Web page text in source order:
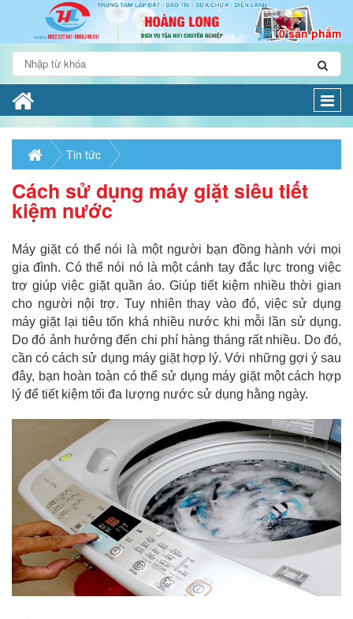
0 sản phẩm
Tin tức
Cách sử dụng máy giặt siêu tiết
kiệm nước
Máy giặt có thể nói là một người bạn đồng hành với mọi
gia đình. Có thể nói nó là một cánh tay đắc lực trong việc
trợ giúp việc giặt quần áo. Giúp tiết kiệm nhiều thời gian
cho người nội trợ. Tuy nhiên thay vào đó, việc sử dụng
máy giặt lại tiêu tốn khá nhiều nước khi mỗi lần sử dụng.
Do đó ảnh hưởng đến chi phí hàng tháng rất nhiều. Do đó,
cần có cách sử dụng máy giặt hợp lý. Với những gợi ý sau
đây, bạn hoàn toàn có thể sử dụng máy giặt một cách hợp
lý để tiết kiệm tối đa lượng nước sử dụng hằng ngày.